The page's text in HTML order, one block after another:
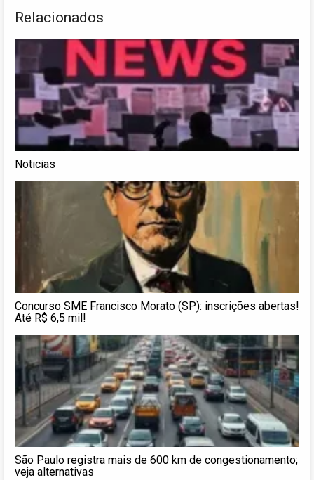
Relacionados
Noticias
Concurso SME Francisco Morato (SP): inscrições abertas!
Até R$ 6,5 mil!
São Paulo registra mais de 600 km de congestionamento;
veja alternativas